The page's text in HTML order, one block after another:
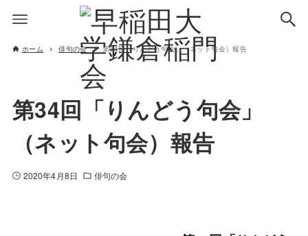
ホーム 俳句の会 第34回「りんどう句会」（ネット句会）報告
第34回「りんどう句会」
（ネット句会）報告
2020年4月8日 俳句の会